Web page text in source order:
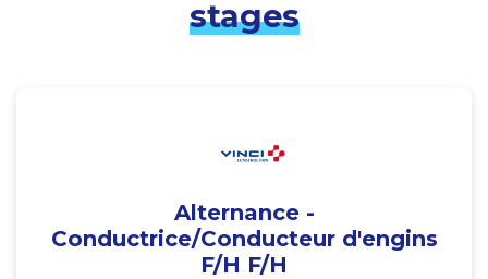
stages
Alternance -
Conductrice/Conducteur d'engins
F/H F/H